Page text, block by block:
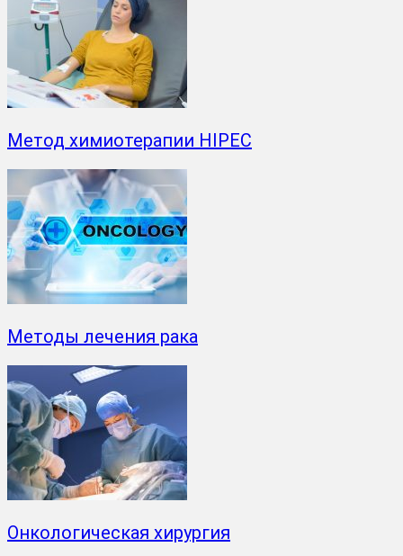
Метод химиотерапии HIPEC
Методы лечения рака
Онкологическая хирургия